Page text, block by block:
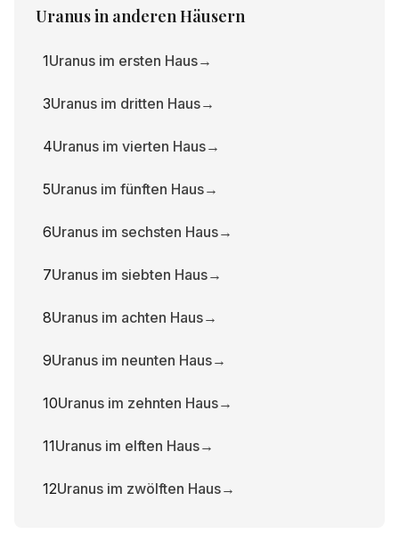
Uranusin anderen Häusern
1Uranus im ersten Haus→
3Uranus im dritten Haus→
4Uranus im vierten Haus→
5Uranus im fünften Haus→
6Uranus im sechsten Haus→
7Uranus im siebten Haus→
8Uranus im achten Haus→
9Uranus im neunten Haus→
10Uranus im zehnten Haus→
11Uranus im elften Haus→
12Uranus im zwölften Haus→